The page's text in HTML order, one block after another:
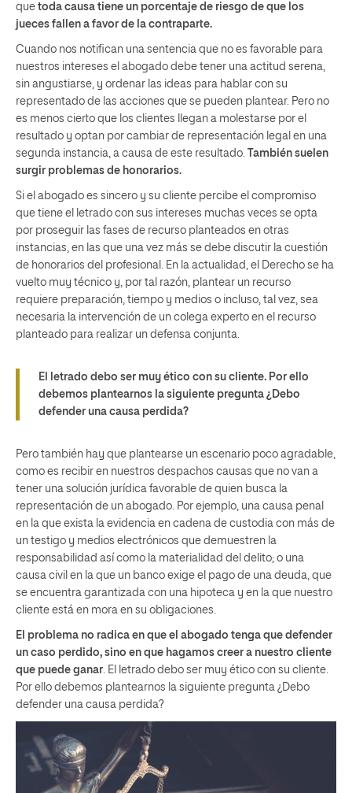
que toda causa tiene un porcentaje de riesgo de que los
jueces fallen a favor de la contraparte.
Cuando nos notifican una sentencia que no es favorable para
nuestros intereses el abogado debe tener una actitud serena,
sin angustiarse, y ordenar las ideas para hablar con su
representado de las acciones que se pueden plantear. Pero no
es menos cierto que los clientes llegan a molestarse por el
resultado y optan por cambiar de representación legal en una
segunda instancia, a causa de este resultado. También suelen
surgir problemas de honorarios.
Si el abogado es sincero y su cliente percibe el compromiso
que tiene el letrado con sus intereses muchas veces se opta
por proseguir las fases de recurso planteados en otras
instancias, en las que una vez más se debe discutir la cuestión
de honorarios del profesional. En la actualidad, el Derecho se ha
vuelto muy técnico y, por tal razón, plantear un recurso
requiere preparación, tiempo y medios o incluso, tal vez, sea
necesaria la intervención de un colega experto en el recurso
planteado para realizar un defensa conjunta.
El letrado debo ser muy ético con su cliente. Por ello
debemos plantearnos la siguiente pregunta ¿Debo
defender una causa perdida?
Pero también hay que plantearse un escenario poco agradable,
como es recibir en nuestros despachos causas que no van a
tener una solución jurídica favorable de quien busca la
representación de un abogado. Por ejemplo, una causa penal
en la que exista la evidencia en cadena de custodia con más de
un testigo y medios electrónicos que demuestren la
responsabilidad así como la materialidad del delito; o una
causa civil en la que un banco exige el pago de una deuda, que
se encuentra garantizada con una hipoteca y en la que nuestro
cliente está en mora en su obligaciones.
El problema no radica en que el abogado tenga que defender
un caso perdido, sino en que hagamos creer a nuestro cliente
que puede ganar. El letrado debo ser muy ético con su cliente.
Por ello debemos plantearnos la siguiente pregunta ¿Debo
defender una causa perdida?